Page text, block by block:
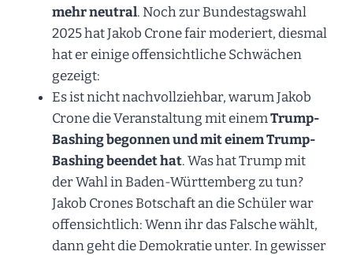
mehr neutral. Noch zur Bundestagswahl
2025 hat Jakob Crone fair moderiert, diesmal
hat er einige offensichtliche Schwächen
gezeigt:
Es ist nicht nachvollziehbar, warum Jakob
Crone die Veranstaltung mit einemTrump-
Bashing begonnen und mit einem Trump-
Bashing beendet hat. Was hat Trump mit
der Wahl in Baden-Württemberg zu tun?
Jakob Crones Botschaft an die Schüler war
offensichtlich: Wenn ihr das Falsche wählt,
dann geht die Demokratie unter. In gewisser